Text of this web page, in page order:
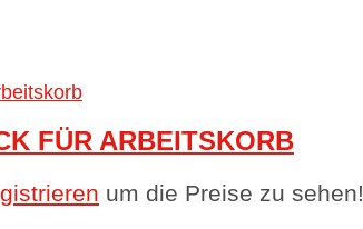
FÜR ARBEITSKORB
um die Preise zu sehen!